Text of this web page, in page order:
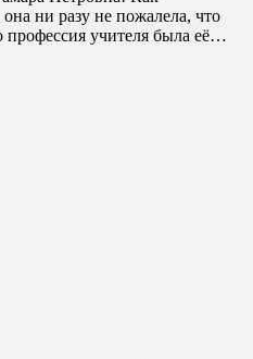
ни разу не пожалела, что
профессия учителя была её…